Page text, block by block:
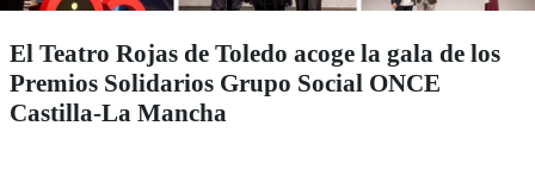
El Teatro Rojas de Toledo acoge la gala de los
Premios Solidarios Grupo Social ONCE
Castilla-La Mancha